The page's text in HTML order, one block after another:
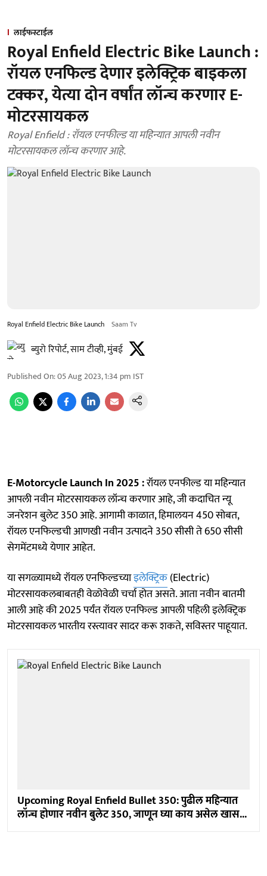
लाईफस्टाईल
Royal Enfield Electric Bike Launch :
रॉयल एनफिल्ड देणार इलेक्ट्रिक बाइकला
टक्कर, येत्या दोन वर्षांत लॉन्च करणार E-
मोटरसायकल
Royal Enfield : रॉयल एनफील्ड या महिन्यात आपली नवीन
मोटरसायकल लॉन्च करणार आहे.
Royal Enfield Electric Bike Launch Saam Tv
ब्युरो रिपोर्ट, साम टीव्ही, मुंबई
Published On:05 Aug 2023, 1:34 pm IST
E-Motorcycle Launch In 2025 :रॉयल एनफील्ड या महिन्यात
आपली नवीन मोटरसायकल लॉन्च करणार आहे, जी कदाचित न्यू
जनरेशन बुलेट 350 आहे. आगामी काळात, हिमालयन 450 सोबत,
रॉयल एनफिल्डची आणखी नवीन उत्पादने 350 सीसी ते 650 सीसी
सेगमेंटमध्ये येणार आहेत.
या सगळ्यामध्ये रॉयल एनफिल्डच्याइलेक्ट्रिक(Electric)
मोटरसायकलबाबतही वेळोवेळी चर्चा होत असते. आता नवीन बातमी
आली आहे की 2025 पर्यंत रॉयल एनफिल्ड आपली पहिली इलेक्ट्रिक
मोटरसायकल भारतीय रस्त्यावर सादर करू शकते, सविस्तर पाहूयात.
Upcoming Royal Enfield Bullet 350: पुढील महिन्यात
लॉन्च होणार नवीन बुलेट 350, जाणून घ्या काय असेल खास...